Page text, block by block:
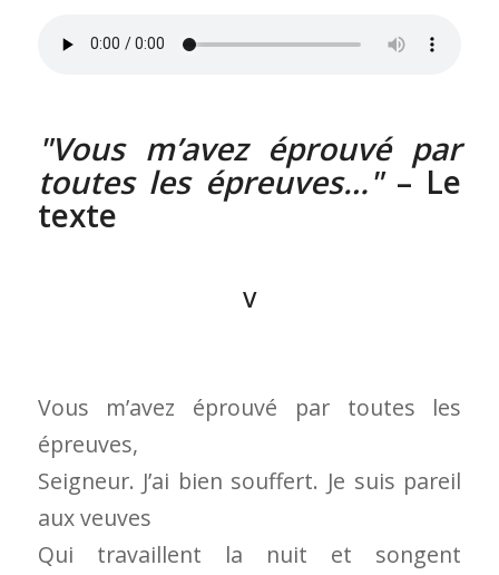
Vous m’avez éprouvé par
toutes les épreuves… – Le
texte
V
Vous m’avez éprouvé par toutes les
épreuves,
Seigneur. J’ai bien souffert. Je suis pareil
aux veuves
Qui travaillent la nuit et songent